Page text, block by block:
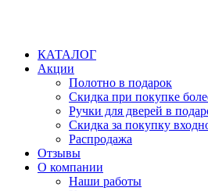
КАТАЛОГ
Акции
Полотно в подарок
Скидка при покупке
Ручки для дверей в
Скидка за покупку
Распродажа
Отзывы
О компании
Наши работы